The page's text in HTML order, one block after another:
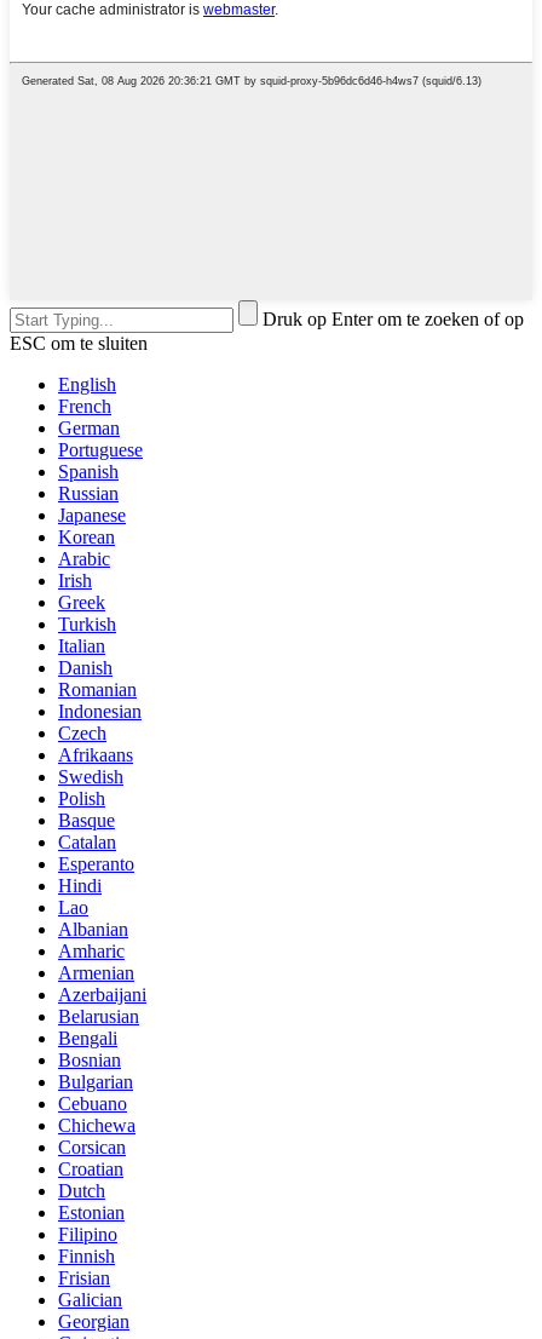
Druk op Enter om te zoeken of op
ESC om te sluiten
English
French
German
Portuguese
Spanish
Russian
Japanese
Korean
Arabic
Irish
Greek
Turkish
Italian
Danish
Romanian
Indonesian
Czech
Afrikaans
Swedish
Polish
Basque
Catalan
Esperanto
Hindi
Lao
Albanian
Amharic
Armenian
Azerbaijani
Belarusian
Bengali
Bosnian
Bulgarian
Cebuano
Chichewa
Corsican
Croatian
Dutch
Estonian
Filipino
Finnish
Frisian
Galician
Georgian